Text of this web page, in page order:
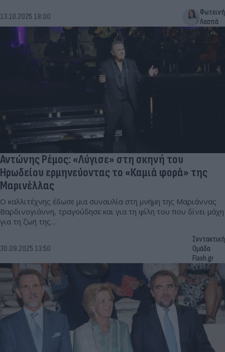
13.10.2025 18:00
Φωτεινή
Λασπά
Αντώνης Ρέμος: «Λύγισε» στη σκηνή του
Ηρωδείου ερμηνεύοντας το «Καμιά φορά» της
Μαρινέλλας
Ο καλλιτέχνης έδωσε μια συναυλία στη μνήμη της Μαριάννας
Βαρδινογιάννη, τραγούδησε και για τη φίλη του που δίνει μάχη
για τη ζωή της…
30.09.2025 13:50
Συντακτική
Ομάδα
Flash.gr